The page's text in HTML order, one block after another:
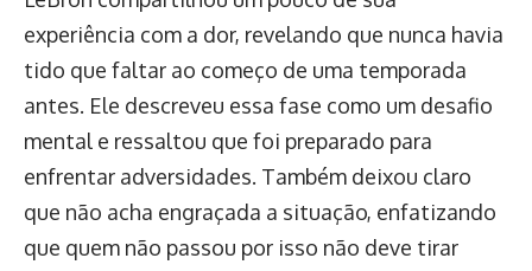
experiência com a dor, revelando que nunca havia
tido que faltar ao começo de uma temporada
antes. Ele descreveu essa fase como um desafio
mental e ressaltou que foi preparado para
enfrentar adversidades. Também deixou claro
que não acha engraçada a situação, enfatizando
que quem não passou por isso não deve tirar